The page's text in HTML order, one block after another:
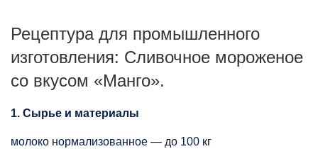
Рецептура для промышленного
изготовления: Сливочное мороженое
со вкусом «Манго».
1. Сырье и материалы
молоко нормализованное — до 100 кг